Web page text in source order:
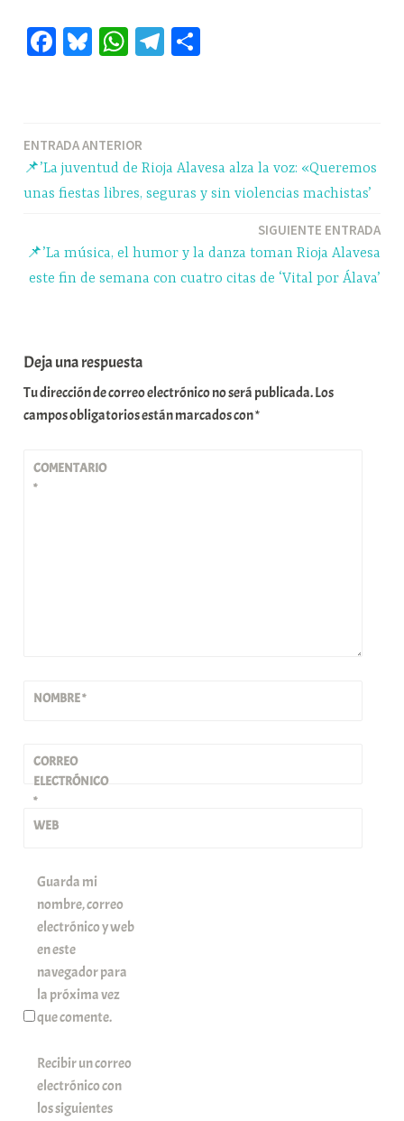
Fa Bl W
pp
Te
m rti
r
Navegación
ENTRADA ANTERIOR
📌’La juventud de Rioja Alavesa alza la voz: «Queremos
unas fiestas libres, seguras y sin violencias machistas’
SIGUIENTE ENTRADA
📌’La música, el humor y la danza toman Rioja Alavesa
este fin de semana con cuatro citas de ‘Vital por Álava’
Deja una respuesta
Tu dirección de correo electrónico no será publicada.Los
campos obligatorios están marcados con*
COMENTARIO
*
NOMBRE*
CORREO
ELECTRÓNICO
*
WEB
Guarda mi
nombre, correo
electrónico y web
en este
navegador para
la próxima vez
que comente.
Recibir un correo
electrónico con
los siguientes